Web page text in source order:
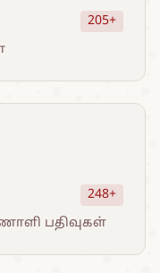
205+
248+
பதிவுகள்